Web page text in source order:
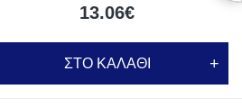
13.06€
ΣΤΟ ΚΑΛΑΘΙ